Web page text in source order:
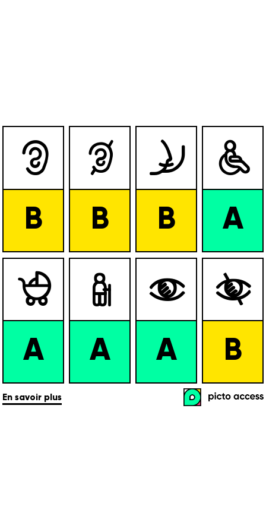

B

B

B

A

A

A

A

B
En savoir plus